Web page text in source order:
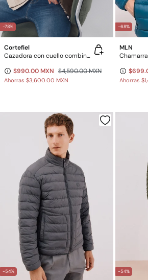
-78%
Cortefiel
Cazadora con cuello combinado
$990.00 MXN $4,590.00 MXN
Ahorras $3,600.00 MXN
-68%
MLN
Ahorras
-54% -54%